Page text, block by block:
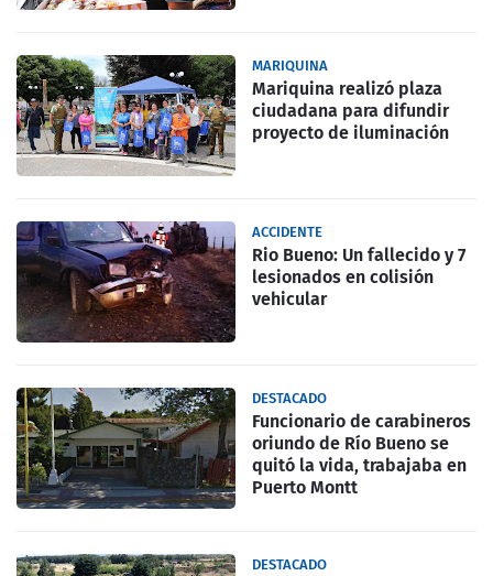
MARIQUINA
Mariquina realizó plaza
ciudadana para difundir
proyecto de iluminación
ACCIDENTE
Rio Bueno: Un fallecido y 7
lesionados en colisión
vehicular
DESTACADO
Funcionario de carabineros
oriundo de Río Bueno se
quitó la vida, trabajaba en
Puerto Montt
DESTACADO